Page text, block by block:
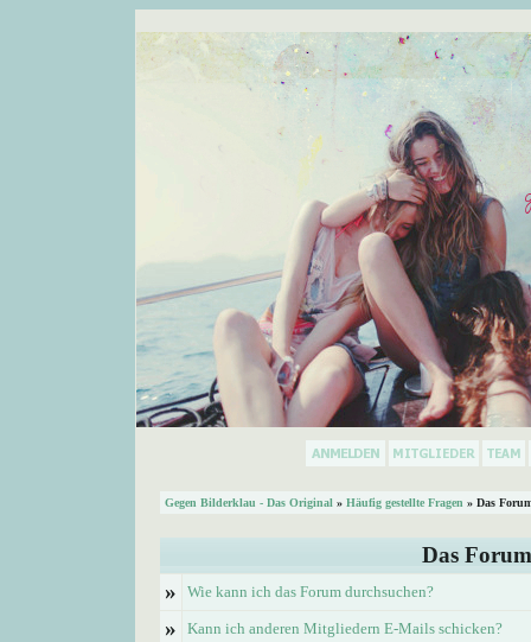
Gegen Bilderklau - Das Original » Häufig gestellte Fragen » Das
Das
»
Wie kann ich das Forum durchsuchen?
» Kann ich anderen Mitgliedern E-Mails schicken?